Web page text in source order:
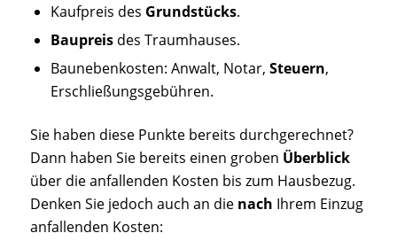
Kaufpreis des Grundstücks.
Baupreisdes Traumhauses.
Baunebenkosten: Anwalt, Notar, Steuern,
Erschließungsgebühren.
Sie haben diese Punkte bereits durchgerechnet?
Dann haben Sie bereits einen groben Überblick
über die anfallenden Kosten bis zum Hausbezug.
Denken Sie jedoch auch an die nach Ihrem Einzug
anfallenden Kosten: